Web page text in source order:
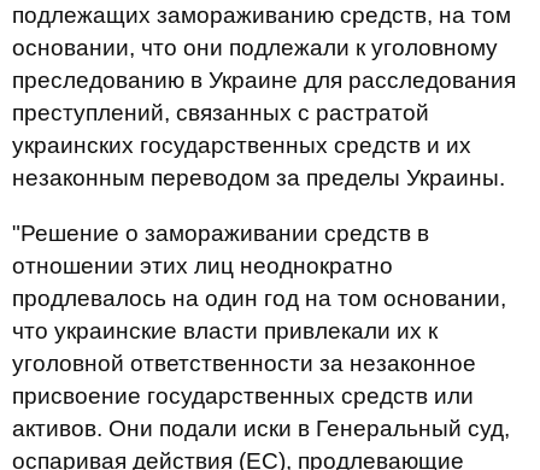
подлежащих замораживанию средств, на том
основании, что они подлежали к уголовному
преследованию в Украине для расследования
преступлений, связанных с растратой
украинских государственных средств и их
незаконным переводом за пределы Украины.
"Решение о замораживании средств в
отношении этих лиц неоднократно
продлевалось на один год на том основании,
что украинские власти привлекали их к
уголовной ответственности за незаконное
присвоение государственных средств или
активов. Они подали иски в Генеральный суд,
оспаривая действия (ЕС), продлевающие